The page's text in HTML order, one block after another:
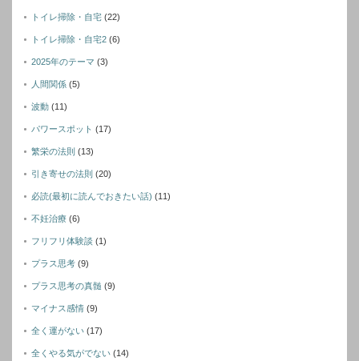
トイレ掃除・自宅 (22)
トイレ掃除・自宅2 (6)
2025年のテーマ (3)
人間関係 (5)
波動 (11)
パワースポット (17)
繁栄の法則 (13)
引き寄せの法則 (20)
必読(最初に読んでおきたい話) (11)
不妊治療 (6)
フリフリ体験談 (1)
プラス思考 (9)
プラス思考の真髄 (9)
マイナス感情 (9)
全く運がない (17)
全くやる気がでない (14)